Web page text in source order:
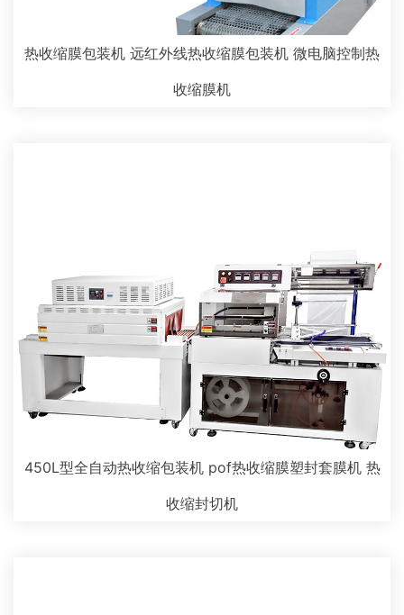
热收缩膜包装机 远红外线热收缩膜包装机 微电脑控制热
收缩膜机
450L型全自动热收缩包装机 pof热收缩膜塑封套膜机 热
收缩封切机